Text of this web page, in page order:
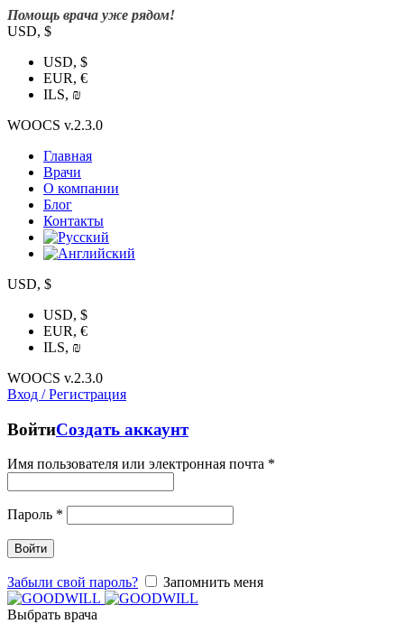
Помощь врача уже рядом!
USD, $
USD, $
EUR, €
ILS, ₪
WOOCS v.2.3.0
Главная
Врачи
О компании
Блог
Контакты
USD, $
USD, $
EUR, €
ILS, ₪
WOOCS v.2.3.0
Вход / Регистрация
ВойтиСоздать аккаунт
Имя пользователя или электронная почта *
Пароль *
Войти
Забыли свой пароль? Запомнить меня
Выбрать врача